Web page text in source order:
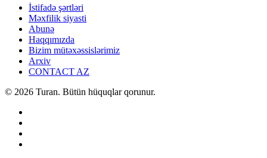
İstifadə şərtləri
Məxfilik siyasti
Abunə
Haqqımızda
Bizim mütəxəssislərimiz
Arxiv
CONTACT AZ
© 2026 Turan. Bütün hüquqlar qorunur.